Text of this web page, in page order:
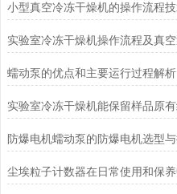
蠕动泵的优点和主要运行过程解析